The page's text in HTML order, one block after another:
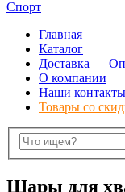
Главная
Каталог
Доставка —
О компании
Наши контакты
Товары со
Шары для